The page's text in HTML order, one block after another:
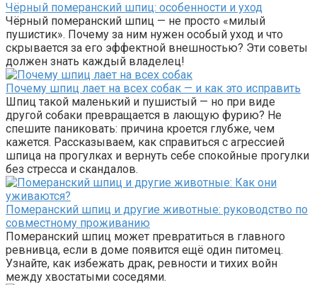
Чёрный померанский шпиц: особенности и уход
Чёрный померанский шпиц — не просто «милый
пушистик». Почему за ним нужен особый уход и что
скрывается за его эффектной внешностью? Эти советы
должен знать каждый владелец!
Почему шпиц лает на всех собак — и как это исправить
Шпиц такой маленький и пушистый — но при виде
другой собаки превращается в лающую фурию? Не
спешите паниковать: причина кроется глубже, чем
кажется. Рассказываем, как справиться с агрессией
шпица на прогулках и вернуть себе спокойные прогулки
без стресса и скандалов.
Померанский шпиц и другие животные: руководство по
совместному проживанию
Померанский шпиц может превратиться в главного
ревнивца, если в доме появится ещё один питомец.
Узнайте, как избежать драк, ревности и тихих войн
между хвостатыми соседями.